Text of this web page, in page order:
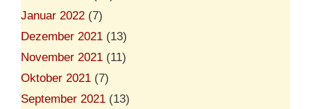
Januar 2022 (7)
Dezember 2021 (13)
November 2021 (11)
Oktober 2021 (7)
September 2021 (13)